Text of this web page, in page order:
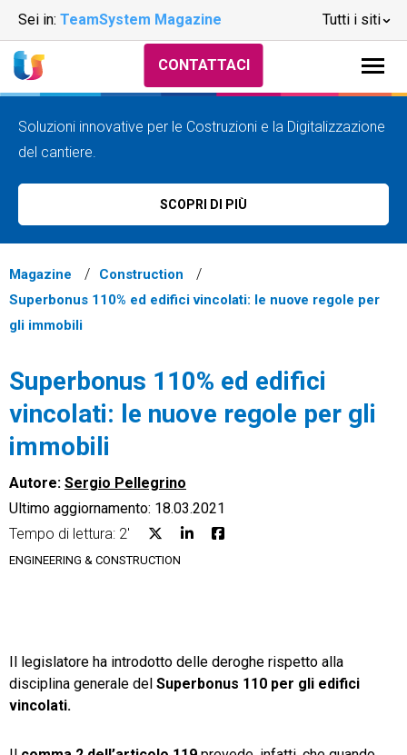
Sei in: TeamSystem Magazine Tutti i siti
Ecommerce
Financial Solutions
HR
CONTATTACI
Soluzioni innovative per le Costruzioni e la Digitalizzazione
del cantiere.
SCOPRI DI PIÙ
Magazine
Construction
Superbonus 110% ed edifici vincolati: le nuove regole per
gli immobili
Superbonus 110% ed edifici
vincolati: le nuove regole per gli
immobili
Autore: Sergio Pellegrino
Ultimo aggiornamento: 18.03.2021
Tempo di lettura: 2'
ENGINEERING & CONSTRUCTION
Il legislatore ha introdotto delle deroghe rispetto alla
disciplina generale del Superbonus 110 per gli edifici
vincolati.